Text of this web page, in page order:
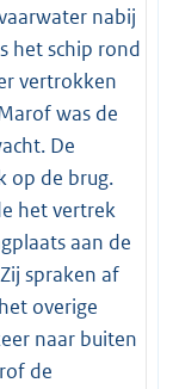
nabij
het schip rond
vertrokken
was de
De
op de brug.
het vertrek
aan de
spraken af
overige
naar buiten
de